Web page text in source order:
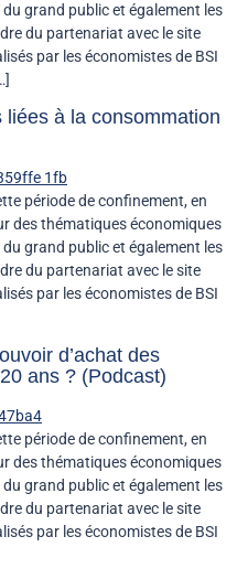
grand public et également les
du partenariat avec le site
par les économistes de BSI
à la consommation
période de confinement, en
des thématiques économiques
grand public et également les
du partenariat avec le site
par les économistes de BSI
d’achat des
ans ? (Podcast)
période de confinement, en
des thématiques économiques
grand public et également les
du partenariat avec le site
par les économistes de BSI